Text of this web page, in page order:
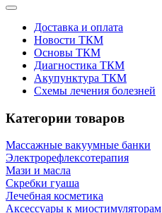
Доставка и оплата
Новости ТКМ
Основы ТКМ
Диагностика ТКМ
Акупунктура ТКМ
Схемы лечения болезней
Категории товаров
Массажные вакуумные банки
Электрорефлексотерапия
Мази и масла
Скребки гуаша
Лечебная косметика
Аксессуары к миостимуляторам